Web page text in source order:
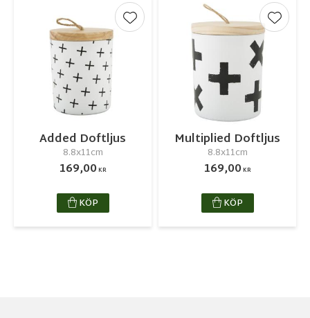
Added Doftljus
8.8x11cm
169,00KR
Lägg till i favoriter
KÖP
Multiplied Doftljus
8.8x11cm
169,00KR
Lägg
KÖP